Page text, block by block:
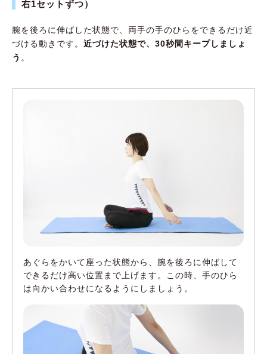
右1セットずつ）
腕を後ろに伸ばした状態で、両手の手のひらをできるだけ近
づける動きです。 近づけた状態で、 30秒間キープしましょ
う 。
あぐらをかいて座った状態から、腕を後ろに伸ばして
できるだけ高い位置まで上げます。この時、手のひら
は向かい合わせになるようにしましょう。